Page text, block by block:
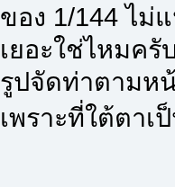
ของ 1/144 ไม่
เยอะใช่ไหมครั
รูปจัดท่าตามห
เพราะที่ใต้ตา